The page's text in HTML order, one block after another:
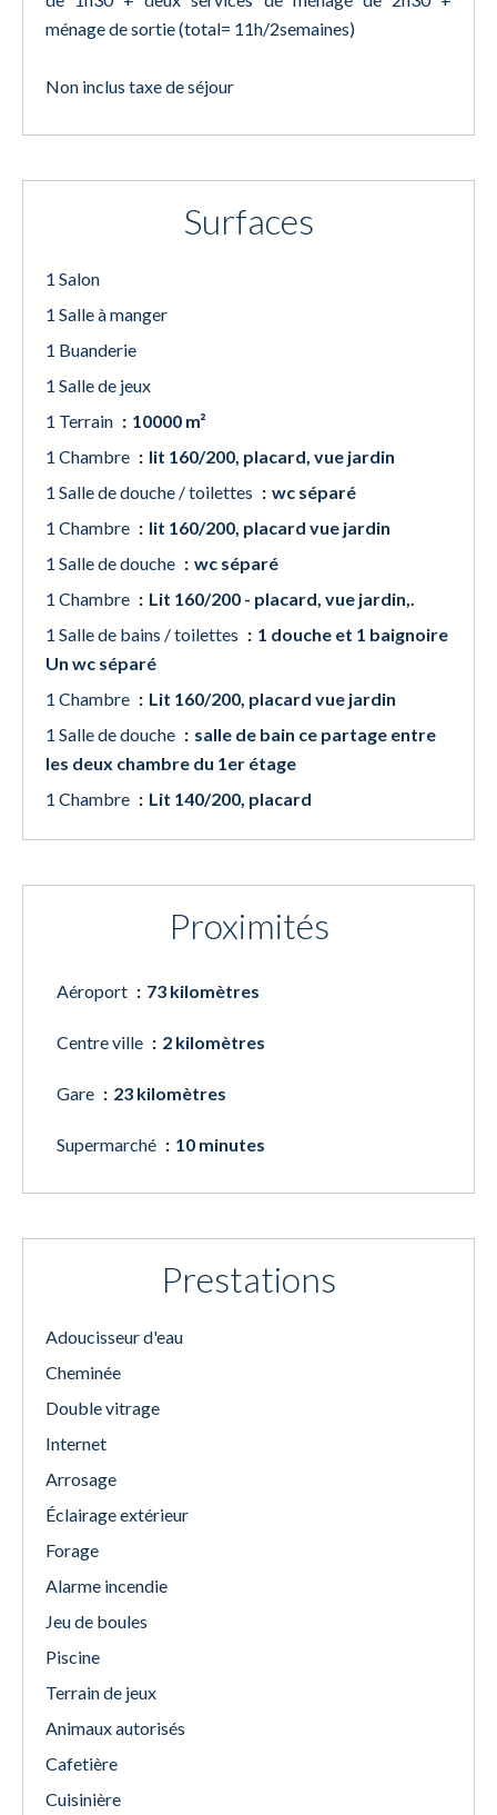
ménage de sortie (total= 11h/2semaines)
Non inclus taxe de séjour
Surfaces
1 Salon
1 Salle à manger
1 Buanderie
1 Salle de jeux
1 Terrain
10000 m²
1 Chambre
lit 160/200, placard, vue jardin
1 Salle de douche / toilettes
wc séparé
1 Chambre
lit 160/200, placard vue jardin
1 Salle de douche
wc séparé
1 Chambre
Lit 160/200 - placard, vue jardin,.
1 Salle de bains / toilettes
1 douche et 1 baignoire
Un wc séparé
1 Chambre
Lit 160/200, placard vue jardin
1 Salle de douche
salle de bain ce partage entre
les deux chambre du 1er étage
1 Chambre
Lit 140/200, placard
Proximités
Aéroport 73 kilomètres
Centre ville 2 kilomètres
Gare 23 kilomètres
Supermarché 10 minutes
Prestations
Adoucisseur d'eau
Cheminée
Double vitrage
Internet
Arrosage
Éclairage extérieur
Forage
Alarme incendie
Jeu de boules
Piscine
Terrain de jeux
Animaux autorisés
Cafetière
Cuisinière